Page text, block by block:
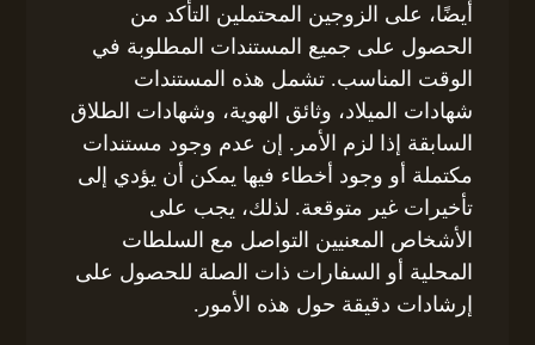
أيضًا، على الزوجين المحتملين التأكد من
الحصول على جميع المستندات المطلوبة في
الوقت المناسب. تشمل هذه المستندات
شهادات الميلاد، وثائق الهوية، وشهادات الطلاق
السابقة إذا لزم الأمر. إن عدم وجود مستندات
مكتملة أو وجود أخطاء فيها يمكن أن يؤدي إلى
تأخيرات غير متوقعة. لذلك، يجب على
الأشخاص المعنيين التواصل مع السلطات
المحلية أو السفارات ذات الصلة للحصول على
إرشادات دقيقة حول هذه الأمور.